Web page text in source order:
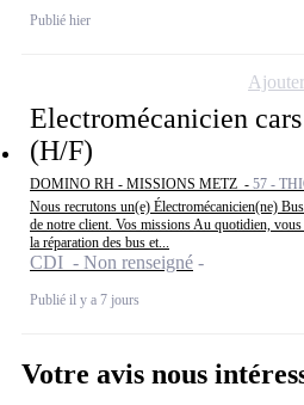
Publié hier
Electromécanicien
(H/F)
DOMINO RH - MISSIONS METZ - 57 -
Nous recrutons un(e) Électromécanicien(ne)
de notre client. Vos missions Au quotidien,
la réparation des bus et...
CDI - Non renseigné
Publié il y a 7 jours
Votre avis nous